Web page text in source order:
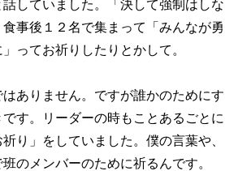
していました。「決して強制はしな
事後１２名で集まって「みんなが勇
ってお祈りしたりとかして。
ありません。ですが誰かのためにす
す。リーダーの時もことあるごとに
り」をしていました。僕の言葉や、
のメンバーのために祈るんです。